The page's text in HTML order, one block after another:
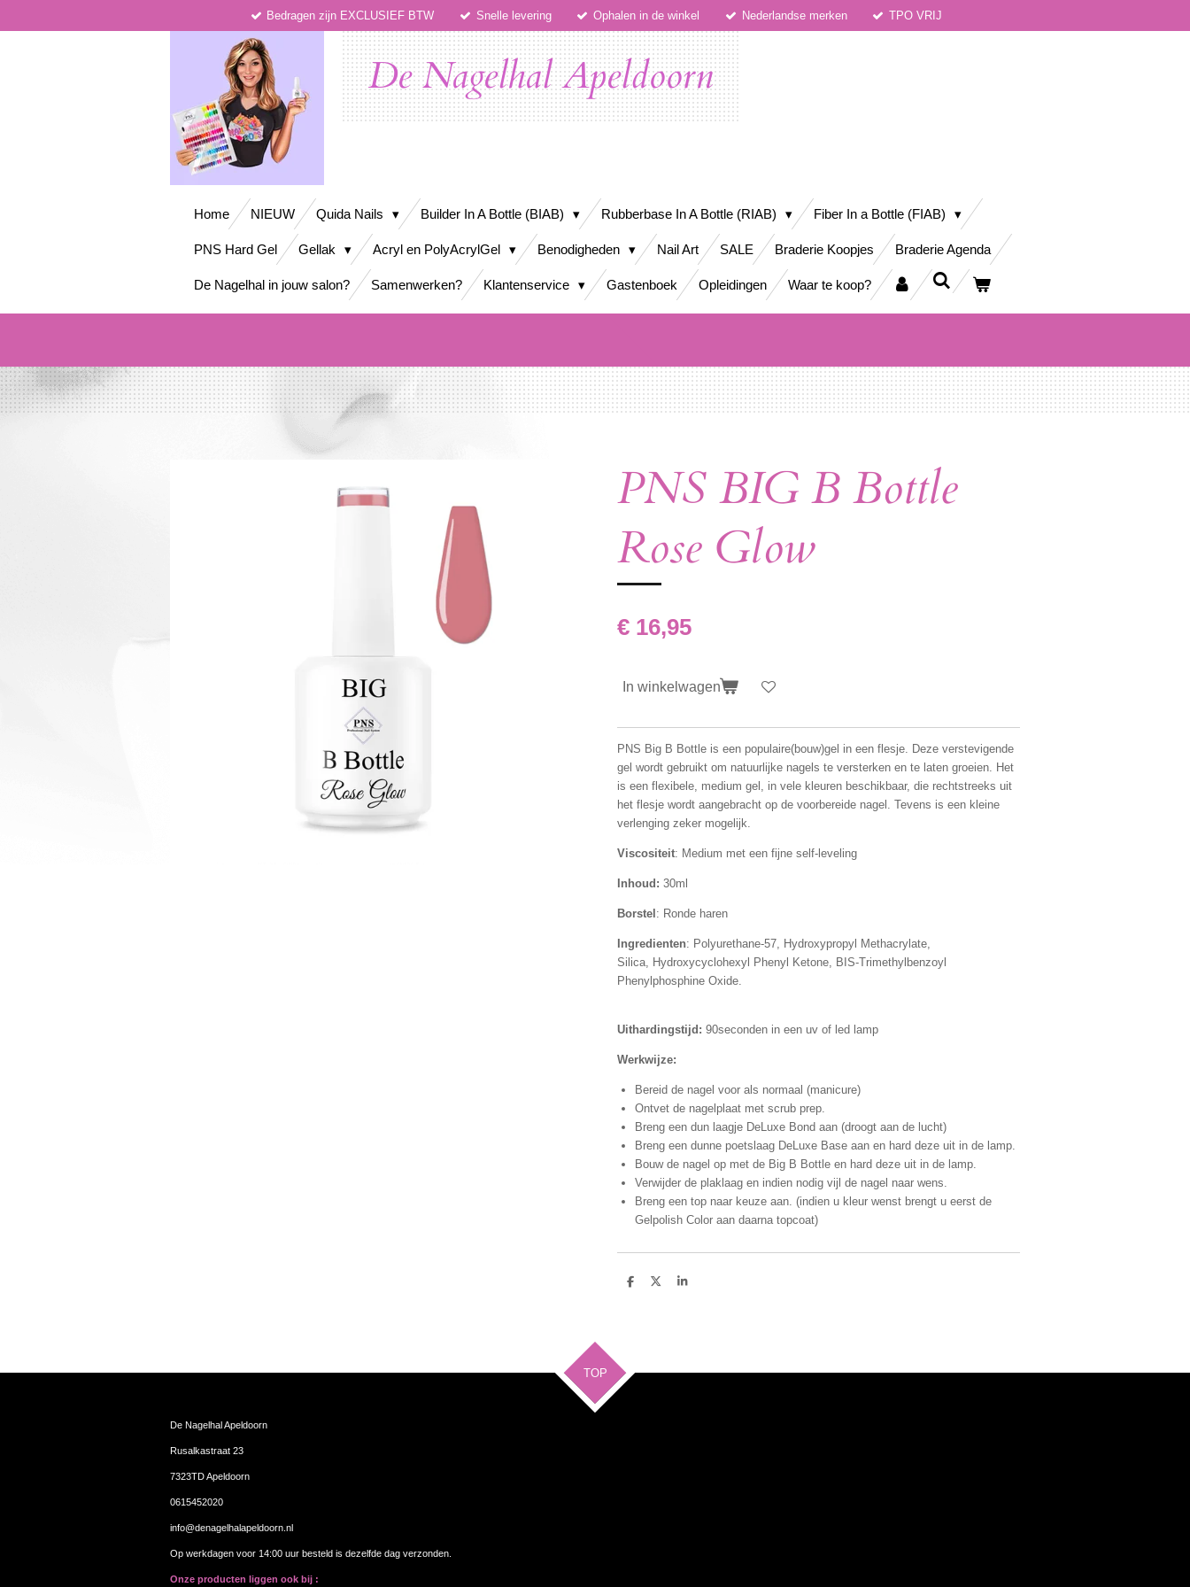
Bedragen zijn EXCLUSIEF BTW Snelle levering Ophalen in de winkel Nederlandse merken TPO VRIJ
De Nagelhal Apeldoorn
Home NIEUW Quida Nails Builder In A Bottle (BIAB) Rubberbase In A Bottle (RIAB) Fiber In a Bottle (FIAB)
PNS Hard Gel Gellak Acryl en PolyAcrylGel Benodigheden Nail Art SALE Braderie Koopjes Braderie Agenda
De Nagelhal in jouw salon? Samenwerken? Klantenservice Gastenboek Opleidingen Waar te koop?
PNS BIG B Bottle
Rose Glow
€ 16,95
In winkelwagen
PNS Big B Bottle is een populaire(bouw)gel in een flesje. Deze verstevigende
gel wordt gebruikt om natuurlijke nagels te versterken en te laten groeien. Het
is een flexibele, medium gel, in vele kleuren beschikbaar, die rechtstreeks uit
het flesje wordt aangebracht op de voorbereide nagel. Tevens is een kleine
verlenging zeker mogelijk.
Viscositeit: Medium met een fijne self-leveling
Inhoud: 30ml
Borstel : Ronde haren
Ingredienten: Polyurethane-57, Hydroxypropyl Methacrylate,
Silica, Hydroxycyclohexyl Phenyl Ketone, BIS-Trimethylbenzoyl
Phenylphosphine Oxide.
Uithardingstijd: 90seconden in een uv of led lamp
Werkwijze:
Bereid de nagel voor als normaal (manicure)
Ontvet de nagelplaat met scrub prep.
Breng een dun laagje DeLuxe Bond aan (droogt aan de lucht)
Breng een dunne poetslaag DeLuxe Base aan en hard deze uit in de lamp.
Bouw de nagel op met de Big B Bottle en hard deze uit in de lamp.
Verwijder de plaklaag en indien nodig vijl de nagel naar wens.
Breng een top naar keuze aan. (indien u kleur wenst brengt u eerst de
Gelpolish Color aan daarna topcoat)
D
D
S
TOP
De Nagelhal Apeldoorn
Rusalkastraat 23
7323TD Apeldoorn
0615452020
info@denagelhalapeldoorn.nl
Op werkdagen voor 14:00 uur besteld is dezelfde dag verzonden.
Onze producten liggen ook bij :